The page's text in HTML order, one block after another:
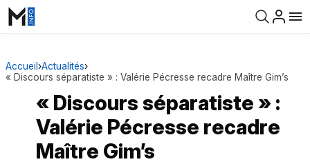
Accueil ›Actualités›
« Discours séparatiste » : Valérie Pécresse recadre Maître Gim’s
« Discours séparatiste » :
Valérie Pécresse recadre
Maître Gim’s